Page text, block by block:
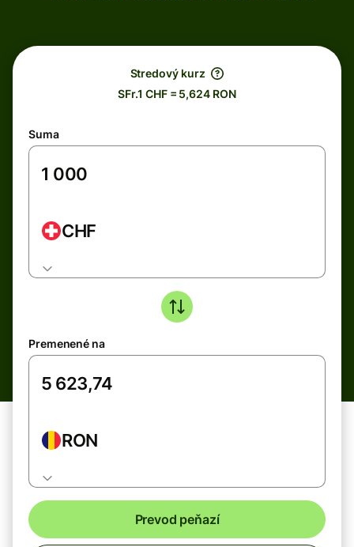
Stredový kurz
SFr.1 CHF = 5,624 RON
Suma
CHF
Premenené na
RON
Prevod peňazí